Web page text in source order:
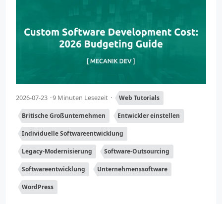
2026-07-23 9 Minuten Lesezeit Web Tutorials
Britische Großunternehmen Entwickler einstellen
Individuelle Softwareentwicklung
Legacy-Modernisierung Software-Outsourcing
Softwareentwicklung Unternehmenssoftware
WordPress